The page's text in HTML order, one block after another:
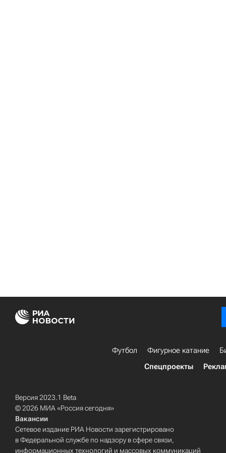
Футбол Фигурное катание
Спецпроекты
Версия 2023.1 Beta
© 2026 МИА «Россия сегодня»
Вакансии
Сетевое издание РИА Новости зарегистрировано
в Федеральной службе по надзору в сфере связи,
информационных технологий и массовых коммуникаций